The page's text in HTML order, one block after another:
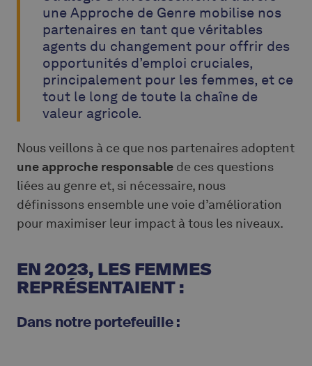
une Approche de Genre mobilise nos
partenaires en tant que véritables
agents du changement pour offrir des
opportunités d’emploi cruciales,
principalement pour les femmes, et ce
tout le long de toute la chaîne de
valeur agricole.
Nous veillons à ce que nos partenaires adoptent
une approche responsable de ces questions
liées au genre et, si nécessaire, nous
définissons ensemble une voie d’amélioration
pour maximiser leur impact à tous les niveaux.
EN 2023, LES FEMMES
REPRÉSENTAIENT :
Dans notre portefeuille :